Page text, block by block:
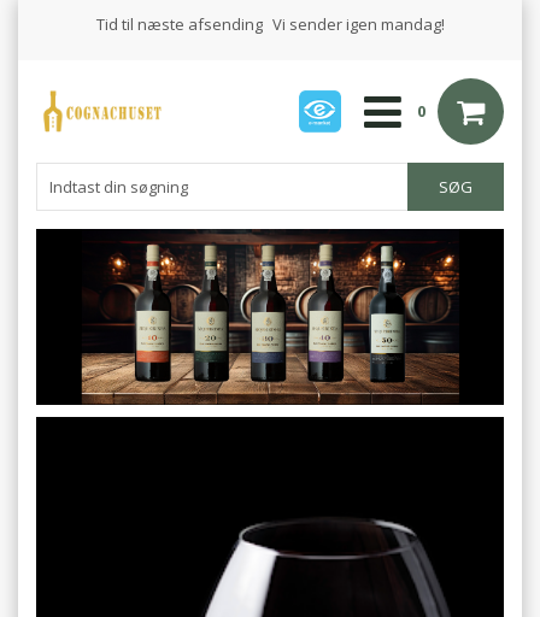
Tid til næste afsending Vi sender igen mandag!
0